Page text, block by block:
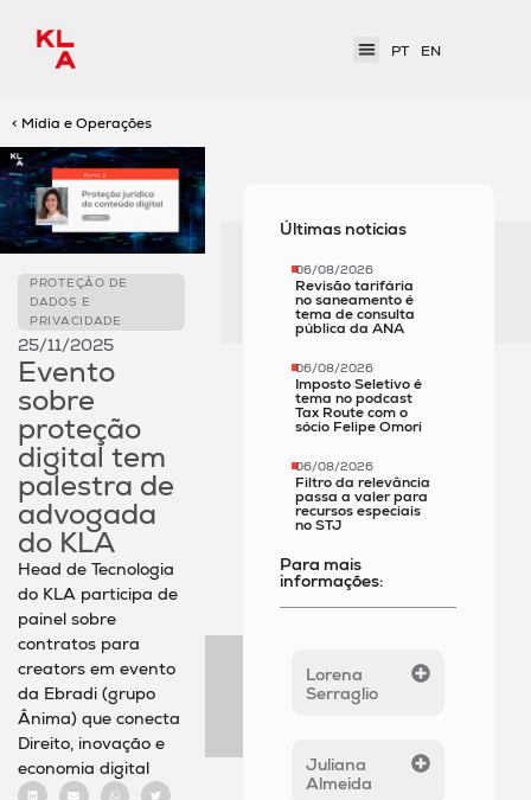
PT EN
< Mídia e Operações
PROTEÇÃO DE
DADOS E
PRIVACIDADE
25/11/2025
Evento
sobre
proteção
digital tem
palestra de
advogada
do KLA
Head de Tecnologia
do KLA participa de
painel sobre
contratos para
creators em evento
da Ebradi (grupo
Ânima) que conecta
Direito, inovação e
economia digital
Últimas notícias
06/08/2026
Revisão tarifária
no saneamento é
tema de consulta
pública da ANA
06/08/2026
Imposto Seletivo é
tema no podcast
Tax Route com o
sócio Felipe Omori
06/08/2026
Filtro da relevância
passa a valer para
recursos especiais
no STJ
Para mais
informações:
Lorena
Serraglio
Juliana
Almeida